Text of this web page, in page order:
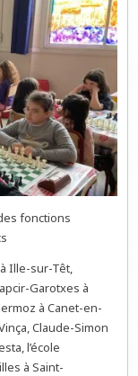
fonctions
Ille-sur-Têt,
Garotxes à
à Canet-en-
Claude-Simon
l’école
à Saint-